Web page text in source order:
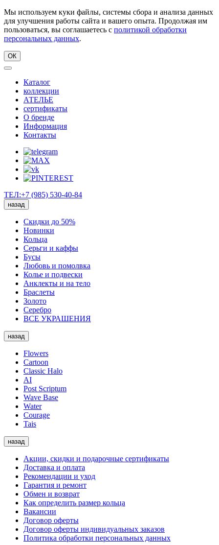
Мы используем куки файлы, системы сбора и анализа данных
для улучшения работы сайта и вашего опыта. Продолжая им
пользоваться, вы соглашаетесь с политикой обработки
персональных данных.
ОК
Каталог
коллекции
АТЕЛЬЕ
сертификаты
О бренде
Информация
Контакты
ТЕЛ:+7 (985) 530-40-84
назад
Скидки до 50%
Новинки
Кольца
Серьги и каффы
Бусы
Любовь и помолвка
Колье и подвески
Анклекты и на тело
Браслеты
Золото
Серебро
ВСЕ УКРАШЕНИЯ
назад
Flowers
Cartoon
Classic Halo
AI
Post Scriptum
Wave Base
Water
Courage
Tais
назад
Акции, скидки и подарочные сертификаты
Доставка и оплата
Рекомендации и уход
Гарантия и ремонт
Обмен и возврат
Как определить размер кольца
Вакансии
Договор оферты
Договор оферты индивидуальных заказов
Политика обработки персональных данных